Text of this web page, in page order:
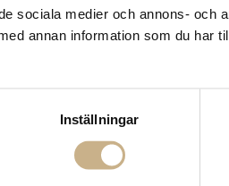
sociala medier och annons-
annan information som du har
Inställningar
Tropez Fotokonst - Eden